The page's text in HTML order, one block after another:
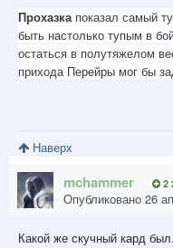
Прохазка показал самый
быть настолько тупым в
остаться в полутяжелом
прихода Перейры мог бы
Наверх
mchammer 2
Опубликовано 26
Какой же скучный кард